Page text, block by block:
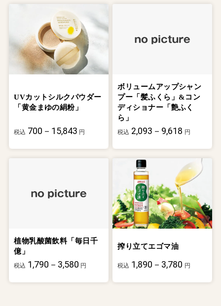
UVカットシルクパウダー
「黄金まゆの絹粉」
税込 700－15,843 円
ボリュームアップシャン
プー「髪ふくら」&コン
ディショナー「艶ふく
ら」
税込 2,093－9,618 円
植物乳酸菌飲料「毎日千
億」
税込 1,790－3,580 円
搾り立てエゴマ油
税込 1,890－3,780 円